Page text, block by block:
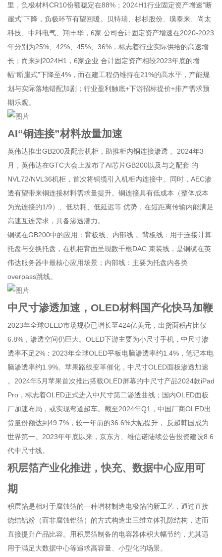
里，负极材料CR10份额稳定在88%；2024H1行业固定资产增速“断
崖式”下降，负极环节有望回暖。贝特瑞、杉杉股份、璞泰来、尚太
科技、中科电气、翔丰华，6家 公司合计固定资产增速在2020-2023
年分别为25%、42%、45%、36%，标志着行业实际供给的高速增
长；而来到2024H1，6家企业 合计固定资产相较2023年底的增
幅“断崖式”下降至4%，而在建工程仍维持在21%的高水平，产能规
划与实际落地错配加剧；行业盈利触底+下游招标提价+排产需求预
期乐观。
AI“铜连接”材料放量加速
英伟达推出GB200及配套机柜，助推柜内铜连接渗透 。2024年3
月，英伟达在GTC大会上发布了AI芯片GB200以及与之配套 的
NVL72/NVL36机柜，首次将铜缆引入机柜内连接中。同时，AEC渗
透有望带来铜连接材料需求量提升。铜连接具有低成本（整体成本
为光连接的1/9）、低功耗、低延迟等 优势，在短距离传输内能满足
高速互连需求，具备渗透潜力。
铜缆在GB200中的应用：背板线、内部线 。背板线：用于连接计算
托盘与交换托盘，在机柜背面呈现数千根DAC 束装线，是铜缆在英
伟达服务器中最核心应用场景；内部线：主要为托盘内各类
overpass跳线。
中尺寸渗透加速，OLED材料国产化快马加鞭
2023年全球OLED市场规模已增长至424亿美元，出货面积占比仅
6.8%，渗透空间仍巨大。OLED下游主要为小尺寸手机，中尺寸渗
透率不足2%：2023年全球OLED平板电脑渗透率约1.4%，笔记本电
脑渗透率约1.9%。苹果路线变革催化，中尺寸OLED面板渗透加速
。2024年5月苹果首次推出搭载OLED屏幕的中尺寸产品2024款iPad
Pro，标志着OLED正式进入中尺寸第二渗透曲线；国内OLED面板
厂加速布局，或实现弯道超车。截至2024年Q1，中国厂商OLED出
货量份额达到49.7%，较一年前的36.6%大幅提升， 反超韩国成为
世界第一。2023年年底以来，京东方、维信诺陆续公告投资建设8.6
代中尺寸线。
积层箔产业化推进，快充、数据中心应用可
期
积层箔是相对于腐蚀箔的一种增材制造电极箔的新工艺，通过直接
烧结铝粉（而非腐蚀铝箔）的方式构造出三维立体孔隙结构，进而
直接提升产品比容。用积层箔制备的电容器体积大幅节约，尤其适
用于满足大数据中心等追求高容量、小型化的场景。